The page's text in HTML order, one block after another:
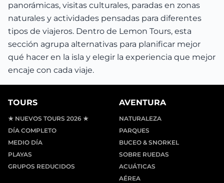
panorámicas, visitas culturales, paradas en zonas
naturales y actividades pensadas para diferentes
tipos de viajeros. Dentro de Lemon Tours, esta
sección agrupa alternativas para planificar mejor
qué hacer en la isla y elegir la experiencia que mejor
encaje con cada viaje.
TOURS
★ NUEVOS TOURS 2026 ★
DÍA COMPLETO
MEDIO DÍA
PLAYAS
GRUPOS REDUCIDOS
AVENTURA
NATURALEZA
PARQUES
BUCEO & SNORKEL
SOBRE RUEDAS
ACUÁTICAS
AÉREA